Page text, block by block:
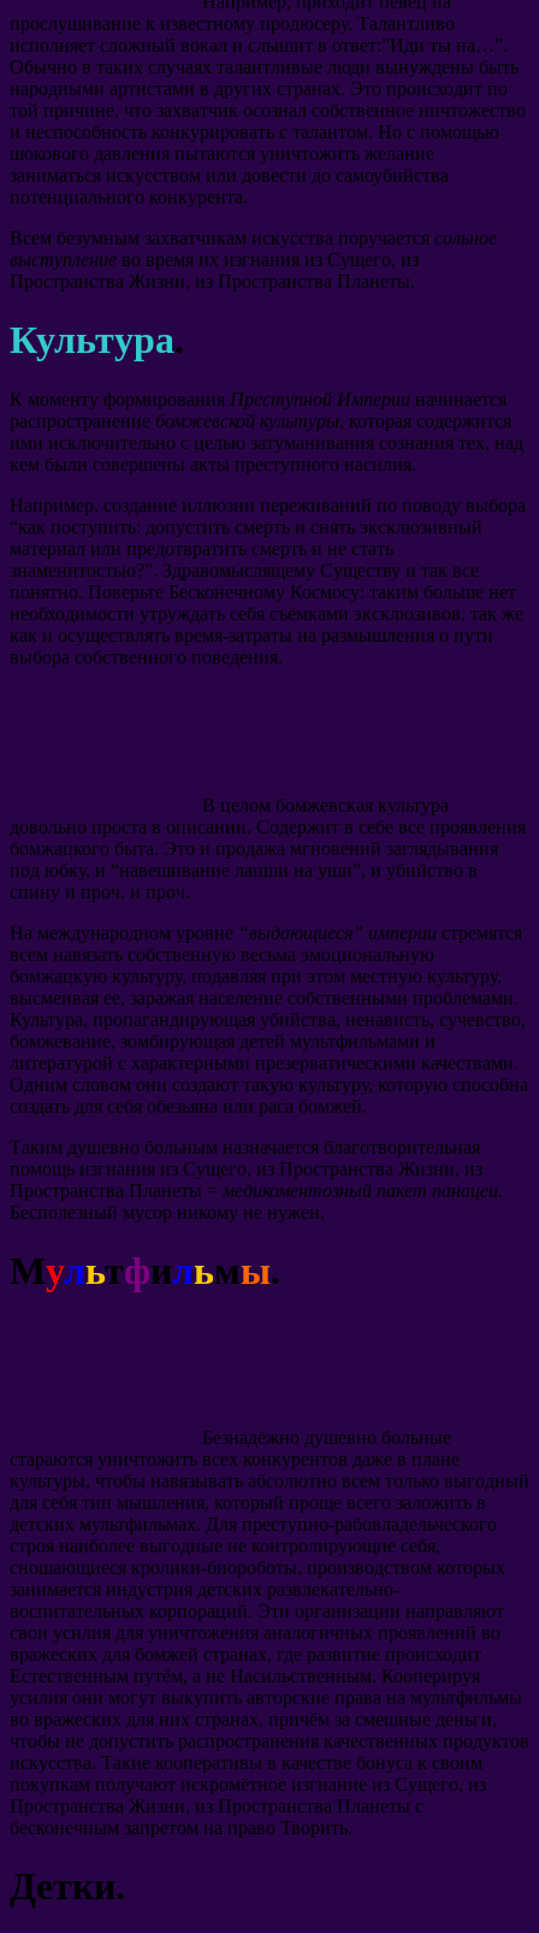
прослушивание к известному продюсеру. Талантливо
исполняет сложный вокал и слышит в ответ:”Иди ты на…”.
Обычно в таких случаях талантливые люди вынуждены быть
народными артистами в других странах. Это происходит по
той причине, что захватчик осознал собственное ничтожество
и неспособность конкурировать с талантом. Но с помощью
шокового давления пытаются уничтожить желание
заниматься искусством или довести до самоубийства
потенциального конкурента.
Всем безумным захватчикам искусства поручается сольное
выступление во время их изгнания из Сущего, из
Пространства Жизни, из Пространства Планеты.
Культура.
К моменту формирования Преступной Империи начинается
распространение бомжевской культуры, которая содержится
ими исключительно с целью затуманивания сознания тех, над
кем были совершены акты преступного насилия.
Например, создание иллюзии переживаний по поводу выбора
“как поступить: допустить смерть и снять эксклюзивный
материал или предотвратить смерть и не стать
знаменитостью?”. Здравомыслящему Существу и так все
понятно. Поверьте Бесконечному Космосу: таким больше нет
необходимости утруждать себя съёмками эксклюзивов, так же
как и осуществлять время-затраты на размышления о пути
выбора собственного поведения.
В целом бомжевская культура
довольно проста в описании. Содержит в себе все проявления
бомжацкого быта. Это и продажа мгновений заглядывания
под юбку, и “навешивание лапши на уши”, и убийство в
спину и проч. и проч.
На международном уровне “выдающиеся” империи стремятся
всем навязать собственную весьма эмоциональную
бомжацкую культуру, подавляя при этом местную культуру,
высмеивая ее, заражая население собственными проблемами.
Культура, пропагандирующая убийства, ненависть, сучевство,
бомжевание, зомбирующая детей мультфильмами и
литературой с характерными презерватическими качествами.
Одним словом они создают такую культуру, которую способна
создать для себя обезьяна или раса бомжей.
Таким душевно больным назначается благотворительная
помощь изгнания из Сущего, из Пространства Жизни, из
Пространства Планеты = медикоментозный пакет панацеи.
Бесполезный мусор никому не нужен.
Мультфильмы.
Безнадёжно душевно больные
стараются уничтожить всех конкурентов даже в плане
культуры, чтобы навязывать абсолютно всем только выгодный
для себя тип мышления, который проще всего заложить в
детских мультфильмах. Для преступно-рабовладельческого
строя наиболее выгодные не контролирующие себя,
сношающиеся кролики-биороботы, производством которых
занимается индустрия детских развлекательно-
воспитательных корпораций. Эти организации направляют
свои усилия для уничтожения аналогичных проявлений во
вражеских для бомжей странах, где развитие происходит
Естественным путём, а не Насильственным. Кооперируя
усилия они могут выкупить авторские права на мультфильмы
во вражеских для них странах, причём за смешные деньги,
чтобы не допустить распространения качественных продуктов
искусства. Такие кооперативы в качестве бонуса к своим
покупкам получают искромётное изгнание из Сущего, из
Пространства Жизни, из Пространства Планеты с
бесконечным запретом на право Творить.
Детки.